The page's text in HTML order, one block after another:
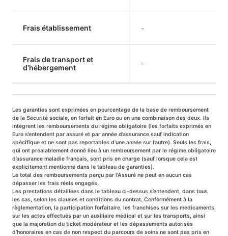
Frais établissement -
Frais de transport et
d'hébergement
-
Les garanties sont exprimées en pourcentage de la base de remboursement
de la Sécurité sociale, en forfait en Euro ou en une combinaison des deux. Ils
intègrent les remboursements du régime obligatoire (les forfaits exprimés en
Euro s’entendent par assuré et par année d’assurance sauf indication
spécifique et ne sont pas reportables d’une année sur l’autre). Seuls les frais,
qui ont préalablement donné lieu à un remboursement par le régime obligatoire
d’assurance maladie français, sont pris en charge (sauf lorsque cela est
explicitement mentionné dans le tableau de garanties).
Le total des remboursements perçu par l’Assuré ne peut en aucun cas
dépasser les frais réels engagés.
Les prestations détaillées dans le tableau ci-dessus s’entendent, dans tous
les cas, selon les clauses et conditions du contrat. Conformément à la
règlementation, la participation forfaitaire, les franchises sur les médicaments,
sur les actes effectués par un auxiliaire médical et sur les transports, ainsi
que la majoration du ticket modérateur et les dépassements autorisés
d’honoraires en cas de non respect du parcours de soins ne sont pas pris en